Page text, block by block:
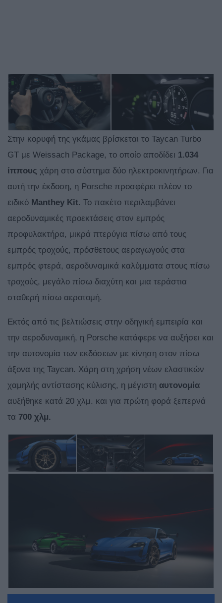
Στην κορυφή της γκάμας βρίσκεται το Taycan Turbo
GT με Weissach Package, το οποίο αποδίδει 1.034
ίππους χάρη στο σύστημα δύο ηλεκτροκινητήρων. Για
αυτή την έκδοση, η Porsche προσφέρει πλέον το
ειδικό Manthey Kit. Το πακέτο περιλαμβάνει
αεροδυναμικές προεκτάσεις στον εμπρός
προφυλακτήρα, μικρά πτερύγια πίσω από τους
εμπρός τροχούς, πρόσθετους αεραγωγούς στα
εμπρός φτερά, αεροδυναμικά καλύμματα στους πίσω
τροχούς, μεγάλο πίσω διαχύτη και μια τεράστια
σταθερή πίσω αεροτομή.
Εκτός από τις βελτιώσεις στην οδηγική εμπειρία και
την αεροδυναμική, η Porsche κατάφερε να αυξήσει και
την αυτονομία των εκδόσεων με κίνηση στον πίσω
άξονα της Taycan. Χάρη στη χρήση νέων ελαστικών
χαμηλής αντίστασης κύλισης, η μέγιστη αυτονομία
αυξήθηκε κατά 20 χλμ. και για πρώτη φορά ξεπερνά
τα 700 χλμ.